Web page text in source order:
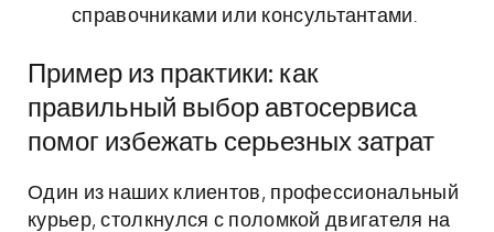
справочниками или консультантами.
Пример из практики: как
правильный выбор автосервиса
помог избежать серьезных затрат
Один из наших клиентов, профессиональный
курьер, столкнулся с поломкой двигателя на